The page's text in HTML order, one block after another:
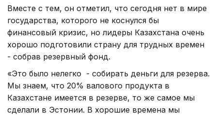
Вместе с тем, он отметил, что сегодня нет в мире
государства, которого не коснулся бы
финансовый кризис, но лидеры Казахстана очень
хорошо подготовили страну для трудных времен
- собрав резервный фонд.
«Это было нелегко - собирать деньги для резерва.
Мы знаем, что 20% валового продукта в
Казахстане имеется в резерве, то же самое мы
сделали в Эстонии. В хорошие времена мы